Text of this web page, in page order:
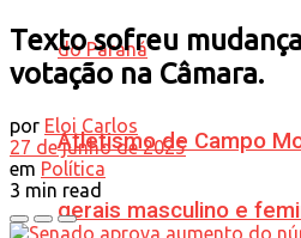
Atletismo de Campo
gerais masculino e
Texto sofreu
votação na Câmara.
por Eloi Carlos
27 de junho de 2025
em Política
3 min read